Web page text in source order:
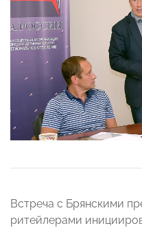
Встреча с Брянскими
ритейлерами